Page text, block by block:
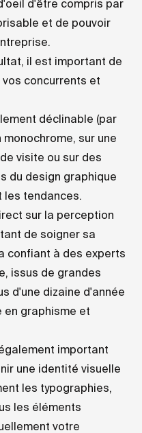
d'être compris par
et de pouvoir
il est important de
concurrents et
déclinable (par
sur une
visite ou sur des
du design graphique
tendances.
sur la perception
de soigner sa
confiant à des experts
issus de grandes
d'une dizaine d'année
en graphisme et
important
une identité visuelle
les typographies,
les éléments
votre